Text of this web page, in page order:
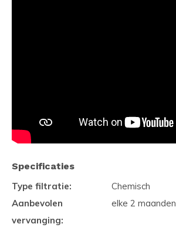
Specificaties
Type filtratie:
Chemisch
Aanbevolen
vervanging:
elke 2 maanden